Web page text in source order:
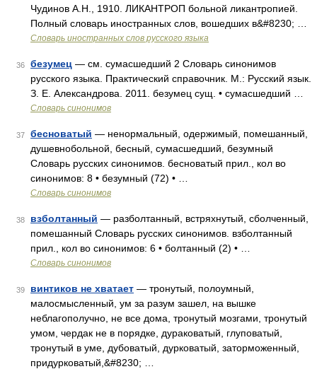
Чудинов А.Н., 1910. ЛИКАНТРОП больной ликантропией.
Полный словарь иностранных слов, вошедших в&#8230; …
Словарь иностранных слов русского языка
36 безумец — см. сумасшедший 2 Словарь синонимов
русского языка. Практический справочник. М.: Русский язык.
З. Е. Александрова. 2011. безумец сущ. • сумасшедший …
Словарь синонимов
37 бесноватый — ненормальный, одержимый, помешанный,
душевнобольной, бесный, сумасшедший, безумный
Словарь русских синонимов. бесноватый прил., кол во
синонимов: 8 • безумный (72) • …
Словарь синонимов
38 взболтанный — разболтанный, встряхнутый, сболченный,
помешанный Словарь русских синонимов. взболтанный
прил., кол во синонимов: 6 • болтанный (2) • …
Словарь синонимов
39 винтиков не хватает — тронутый, полоумный,
малосмысленный, ум за разум зашел, на вышке
неблагополучно, не все дома, тронутый мозгами, тронутый
умом, чердак не в порядке, дураковатый, глуповатый,
тронутый в уме, дубоватый, дурковатый, заторможенный,
придурковатый,&#8230; …